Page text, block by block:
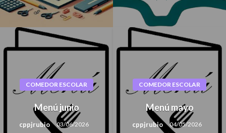
COMEDOR ESCOLAR
Menú junio
cppjrubio 03/06/2026
COMEDOR ESCOLAR
Menú mayo
cppjrubio 04/05/2026